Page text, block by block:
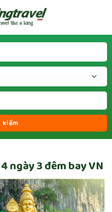
kiếm
ngày 3 đêm bay VN